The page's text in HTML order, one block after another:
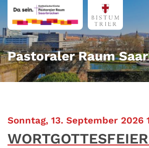
Zum Inhalt springen
Pastoraler Raum
Sonntag, 13. September 2026